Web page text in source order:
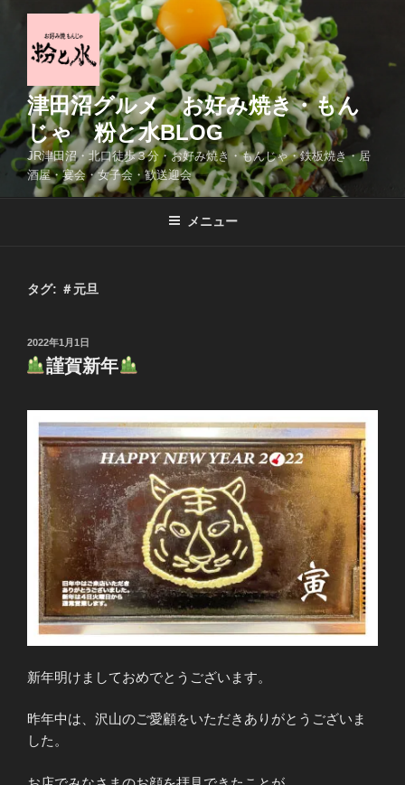
へ
ス
キ
津田沼グルメ お好み焼き・もん
じゃ 粉と水BLOG
JR津田沼・北口徒歩３分・お好み焼き・もんじゃ・鉄板焼き・居
酒屋・宴会・女子会・歓送迎会
メニュー
タグ: ＃元旦
投
稿
日:
2022年1月1日
謹賀新年
新年明けましておめでとうございます。
昨年中は、沢山のご愛顧をいただきありがとうございま
した。